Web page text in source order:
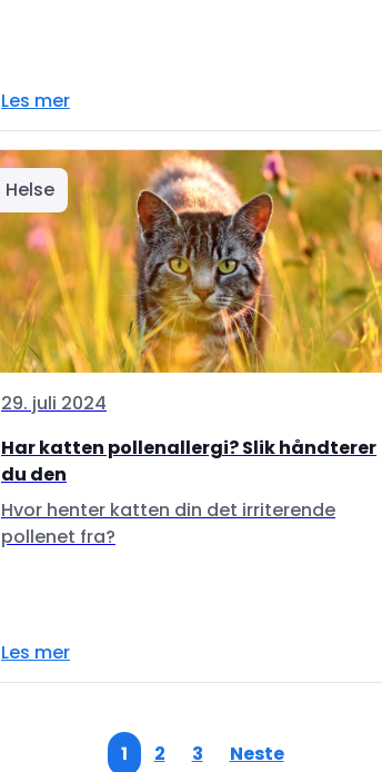
Les mer
Helse
29. juli 2024
Har katten pollenallergi? Slik håndterer
du den
Hvor henter katten din det irriterende
pollenet fra?
Les mer
1 2 3 Neste